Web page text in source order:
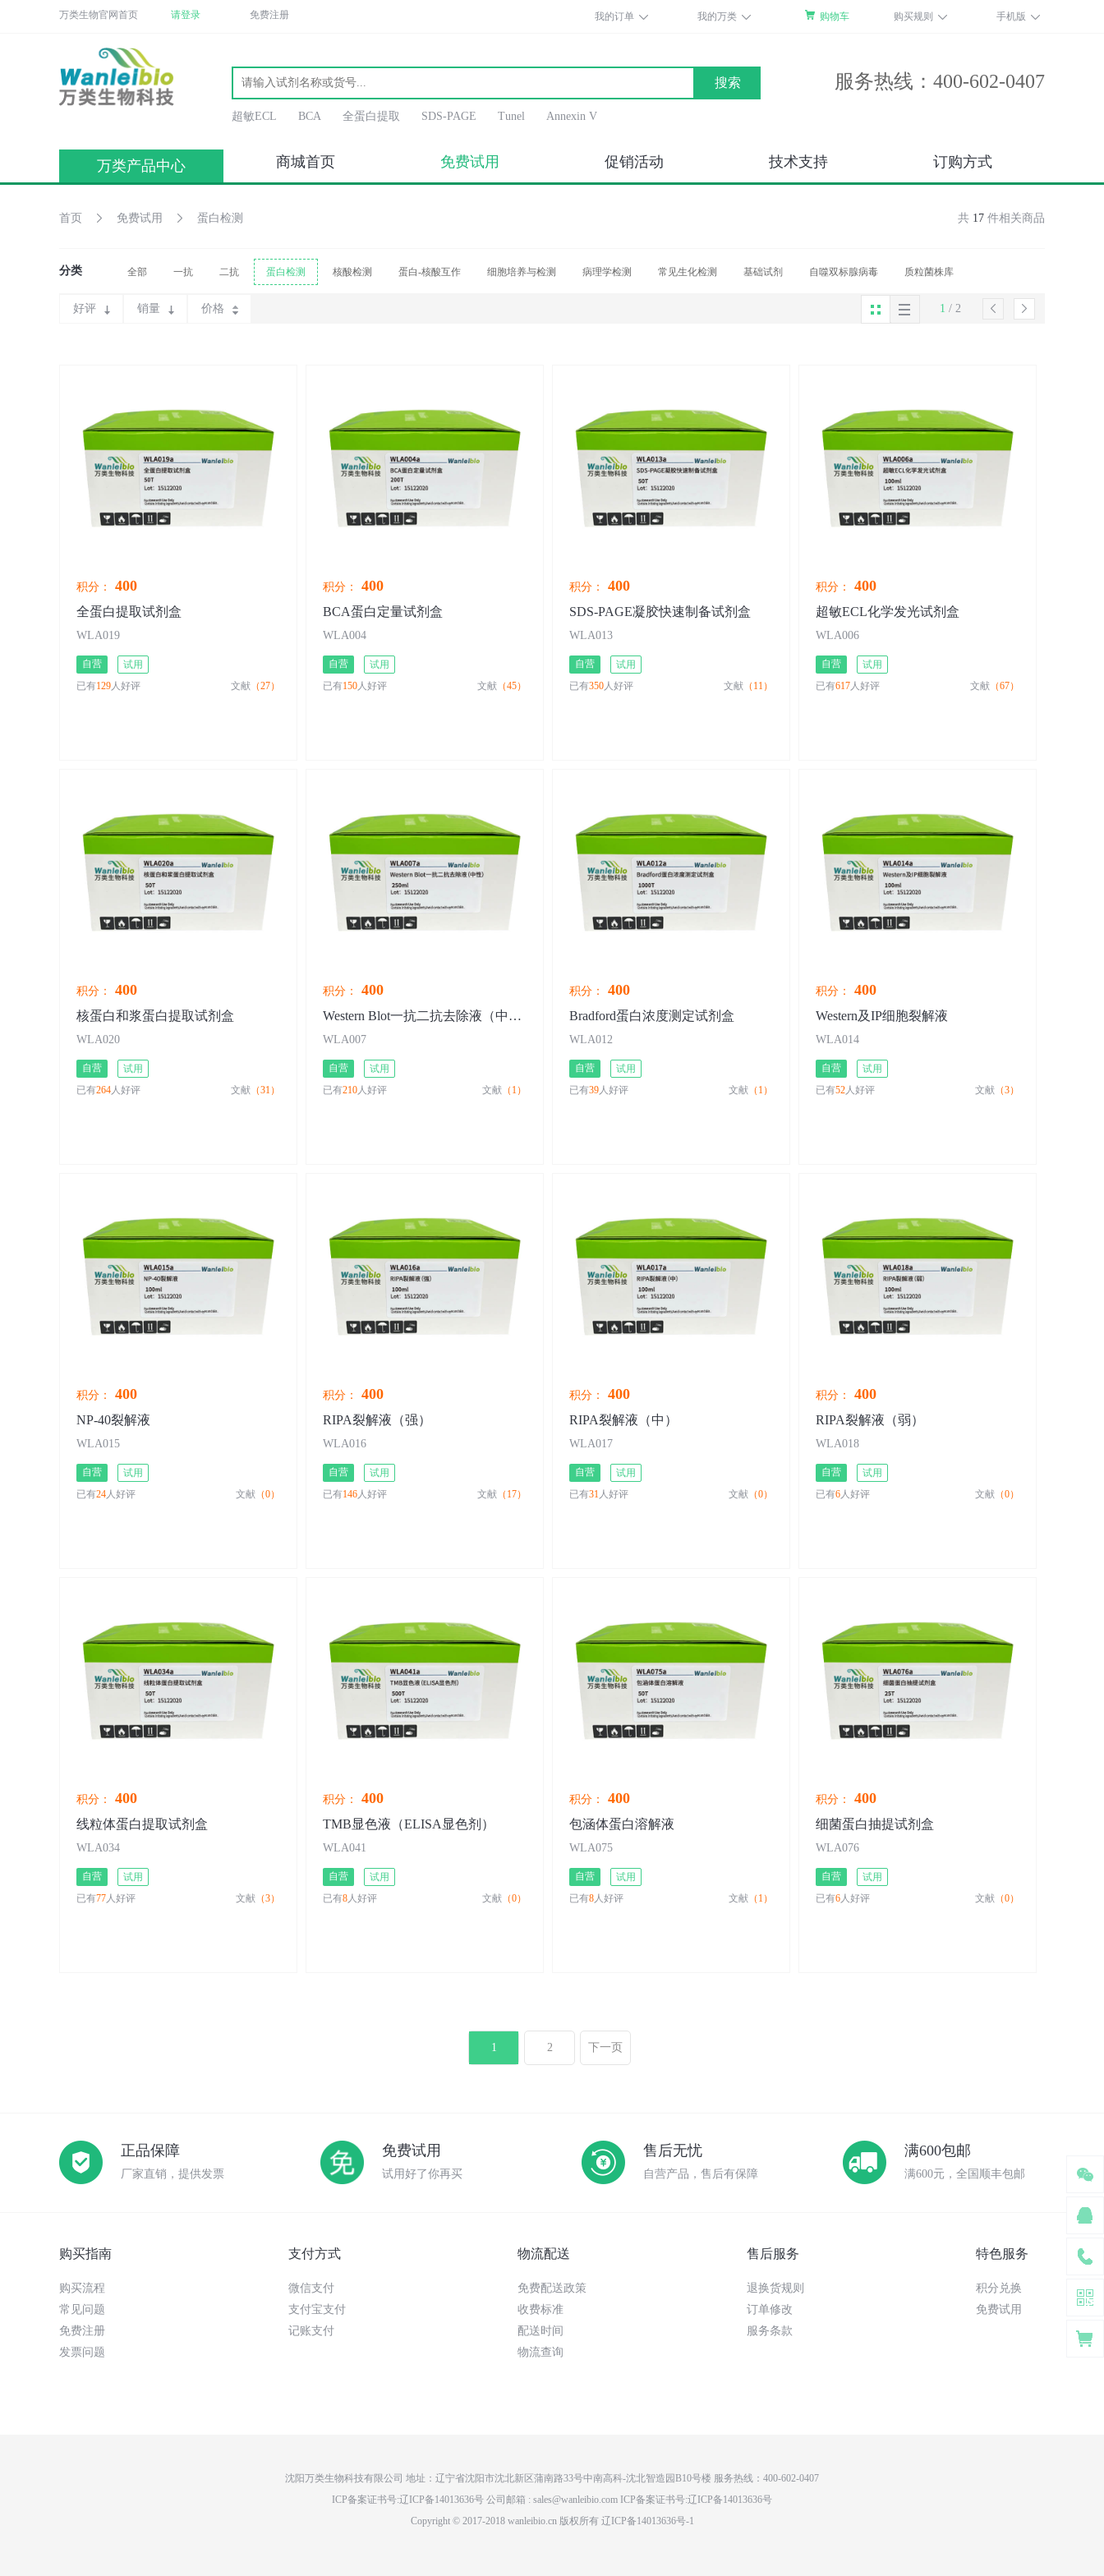
万类生物官网首页 请登录 免费注册 我的订单 我的万类 购物车 购买规则 手机版
搜索
超敏ECL BCA 全蛋白提取 SDS-PAGE Tunel Annexin V
服务热线：400-602-0407
万类产品中心 商城首页 免费试用 促销活动 技术支持 订购方式
首页 免费试用 蛋白检测 共 17 件相关商品
分类 全部 一抗 二抗 蛋白检测 核酸检测 蛋白-核酸互作 细胞培养与检测 病理学检测 常见生化检测 基础试剂 自噬双标腺病毒 质粒菌株库
好评 销量 价格 1 / 2
积分： 400
全蛋白提取试剂盒
WLA019
自营
试用
已有129人好评 文献 （27）
积分： 400
BCA蛋白定量试剂盒
WLA004
自营
试用
已有150人好评 文献 （45）
积分： 400
SDS-PAGE凝胶快速制备试剂盒
WLA013
自营
试用
已有350人好评 文献 （11）
积分： 400
超敏ECL化学发光试剂盒
WLA006
自营
试用
已有617人好评 文献 （67）
积分： 400
核蛋白和浆蛋白提取试剂盒
WLA020
自营
试用
已有264人好评 文献 （31）
积分： 400
Western Blot一抗二抗去除液（中性）
WLA007
自营
试用
已有210人好评 文献 （1）
积分： 400
Bradford蛋白浓度测定试剂盒
WLA012
自营
试用
已有39人好评 文献 （1）
积分： 400
Western及IP细胞裂解液
WLA014
自营
试用
已有52人好评 文献 （3）
积分： 400
NP-40裂解液
WLA015
自营
试用
已有24人好评 文献 （0）
积分： 400
RIPA裂解液（强）
WLA016
自营
试用
已有146人好评 文献 （17）
积分： 400
RIPA裂解液（中）
WLA017
自营
试用
已有31人好评 文献 （0）
积分： 400
RIPA裂解液（弱）
WLA018
自营
试用
已有6人好评 文献 （0）
积分： 400
线粒体蛋白提取试剂盒
WLA034
自营
试用
已有77人好评 文献 （3）
积分： 400
TMB显色液（ELISA显色剂）
WLA041
自营
试用
已有8人好评 文献 （0）
积分： 400
包涵体蛋白溶解液
WLA075
自营
试用
已有8人好评 文献 （1）
积分： 400
细菌蛋白抽提试剂盒
WLA076
自营
试用
已有6人好评 文献 （0）
1 2 下一页
正品保障
厂家直销，提供发票
免费试用
试用好了你再买
售后无忧
自营产品，售后有保障
满600包邮
满600元，全国顺丰包邮
购买指南
购买流程
常见问题
免费注册
发票问题
支付方式
微信支付
支付宝支付
记账支付
物流配送
免费配送政策
收费标准
配送时间
物流查询
售后服务
退换货规则
订单修改
服务条款
特色服务
积分兑换
免费试用
沈阳万类生物科技有限公司 地址：辽宁省沈阳市沈北新区蒲南路33号中南高科-沈北智造园B10号楼 服务热线：400-602-0407
ICP备案证书号:辽ICP备14013636号 公司邮箱 : sales@wanleibio.com ICP备案证书号:辽ICP备14013636号
Copyright © 2017-2018 wanleibio.cn 版权所有 辽ICP备14013636号-1